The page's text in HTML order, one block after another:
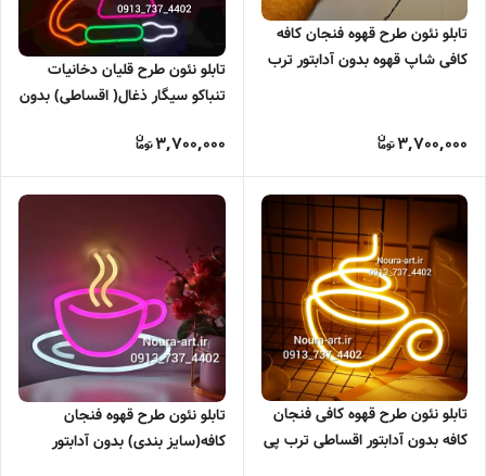
تابلو نئون طرح قهوه فنجان کافه
کافی شاپ قهوه بدون آدابتور ترب
3,700,000
تابلو نئون طرح قلیان دخانیات
تنباکو سیگار ذغال( اقساطی) بدون
3,700,000
تابلو نئون طرح قهوه کافی فنجان
کافه بدون آدابتور اقساطی ترب پی
تابلو نئون طرح قهوه فنجان
کافه(سایز بندی) بدون آدابتور